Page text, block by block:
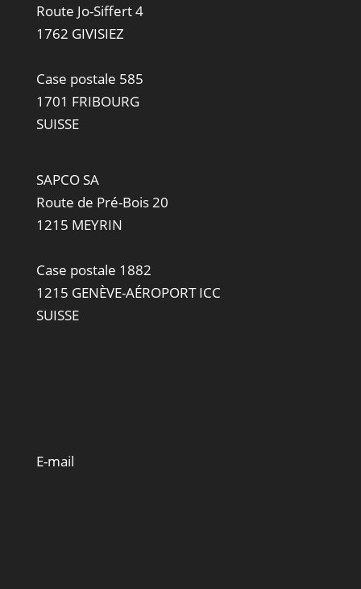
Route Jo-Siffert 4
1762 GIVISIEZ
Case postale 585
1701 FRIBOURG
SUISSE
SAPCO SA
Route de Pré-Bois 20
1215 MEYRIN
Case postale 1882
1215 GENÈVE-AÉROPORT ICC
SUISSE
E-mail